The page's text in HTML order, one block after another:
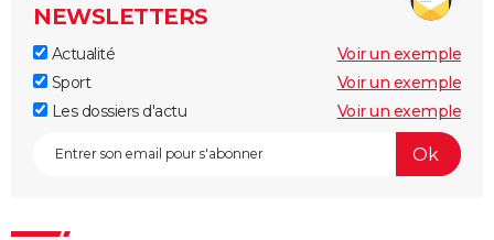
NEWSLETTERS
Actualité
Voir un exemple
Sport
Voir un exemple
Les dossiers d'actu
Voir un exemple